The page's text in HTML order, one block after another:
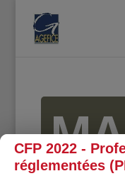
CFP 2022 -
réglementées